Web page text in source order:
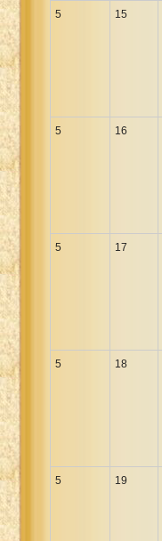
5 15
5 16
5 17
5 18
5 19